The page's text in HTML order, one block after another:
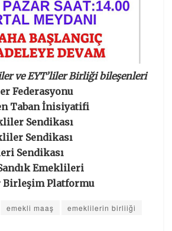
ve EYT’liler Birliği bileşenleri
Federasyonu
Taban İnisiyatifi
Sendikası
Sendikası
Sendikası
Emeklileri
Platformu
emekli maaş
emeklilerin birliiği